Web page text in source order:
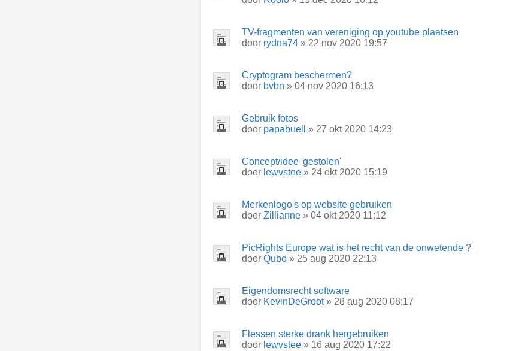
TV-fragmenten van vereniging op youtube plaatsen
door rydna74 » 22 nov 2020 19:57
Cryptogram beschermen?
door bvbn » 04 nov 2020 16:13
Gebruik fotos
door papabuell » 27 okt 2020 14:23
Concept/idee 'gestolen'
door lewvstee » 24 okt 2020 15:19
Merkenlogo's op website gebruiken
door Zillianne » 04 okt 2020 11:12
PicRights Europe wat is het recht van de onwetende ?
door Qubo » 25 aug 2020 22:13
Eigendomsrecht software
door KevinDeGroot» 28 aug 2020 08:17
Flessen sterke drank hergebruiken
door lewvstee » 16 aug 2020 17:22